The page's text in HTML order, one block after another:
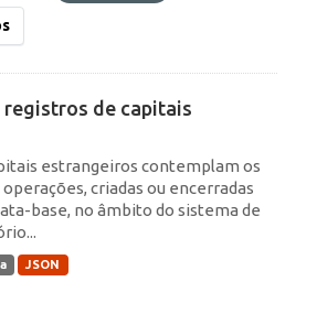
registros de capitais
estrangeiros contemplam os
criadas ou encerradas
base, no âmbito do sistema de
JSON